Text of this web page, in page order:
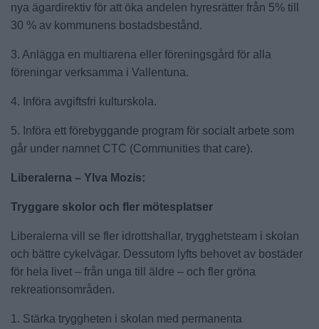
nya ägardirektiv för att öka andelen hyresrätter från 5% till
30 % av kommunens bostadsbestånd.
3. Anlägga en multiarena eller föreningsgård för alla
föreningar verksamma i Vallentuna.
4. Införa avgiftsfri kulturskola.
5. Införa ett förebyggande program för socialt arbete som
går under namnet CTC (Communities that care).
Liberalerna – Ylva Mozis:
Tryggare skolor och fler mötesplatser
Liberalerna vill se fler idrottshallar, trygghetsteam i skolan
och bättre cykelvägar. Dessutom lyfts behovet av bostäder
för hela livet – från unga till äldre – och fler gröna
rekreationsområden.
1. Stärka tryggheten i skolan med permanenta